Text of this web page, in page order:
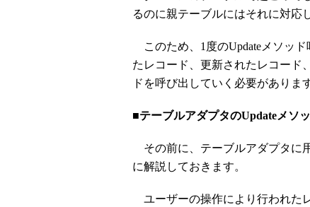
るのに親テーブルにはそれに対応
このため、1度のUpdateメソッ
たレコード、更新されたレコード
ドを呼び出していく必要がありま
■テーブルアダプタのUpdateメソ
その前に、テーブルアダプタに
に解説しておきます。
ユーザーの操作により行われた